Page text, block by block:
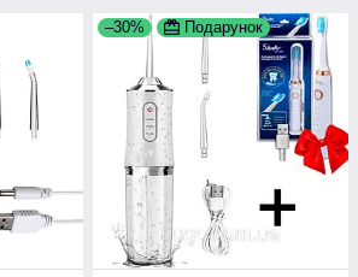
–30% Подарунок